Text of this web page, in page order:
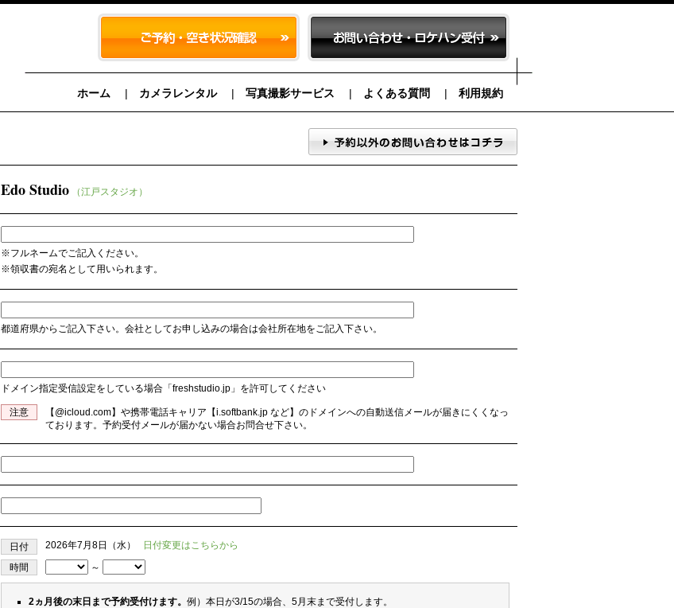
ホーム カメラレンタル 写真撮影サービス よくある質問 利用規約
Edo Studio （江戸スタジオ）
※フルネームでご記入ください。
※領収書の宛名として用いられます。
都道府県からご記入下さい。会社としてお申し込みの場合は会社所在地をご記入下さい。
ドメイン指定受信設定をしている場合「freshstudio.jp」を許可してください
注意
【@icloud.com】や携帯電話キャリア【i.softbank.jp など】のドメインへの自動送信メールが届きにくくなっ
ております。予約受付メールが届かない場合お問合せ下さい。
日付 2026年7月8日（水）
日付変更はこちらから
時間
～
2ヵ月後の末日まで予約受付けます。 例）本日が3/15の場合、5月末まで受付します。